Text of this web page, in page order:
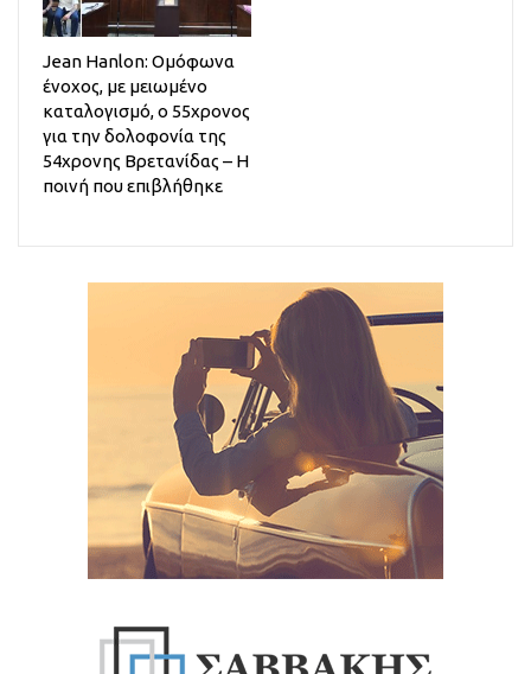
Jean Hanlon: Ομόφωνα
ένοχος, με μειωμένο
καταλογισμό, ο 55χρονος
για την δολοφονία της
54χρονης Βρετανίδας – Η
ποινή που επιβλήθηκε